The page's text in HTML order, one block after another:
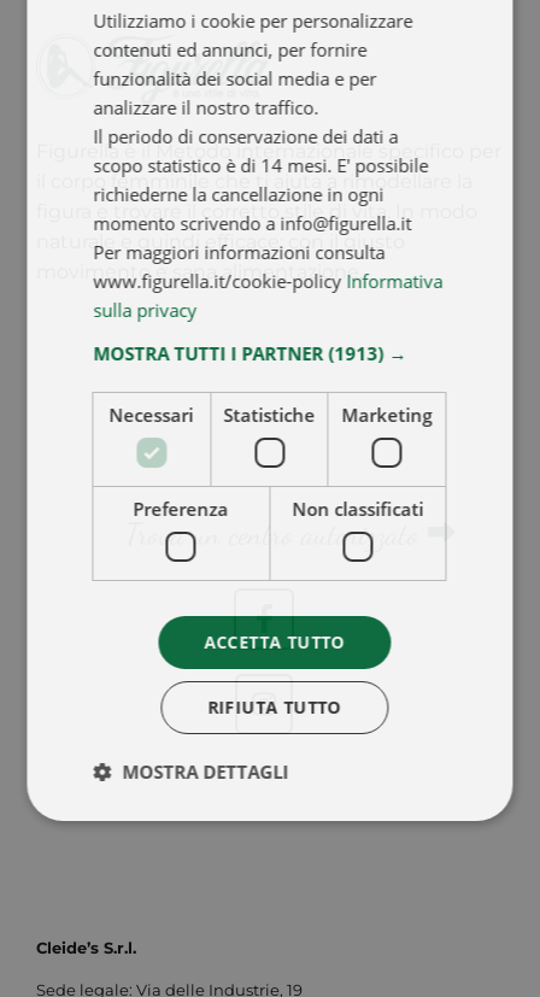
Figurella è il Metodo internazionale specifico per
il corpo femminile che ti aiuta a rimodellare la
figura e trovare il corretto stile di vita. In modo
naturale e quindi efficace: con il giusto
movimento e sana alimentazione.
Trova un centro autorizzato ⮕
Cleide’s S.r.l.
Sede legale: Via delle Industrie, 19
Utilizziamo i cookie per personalizzare
contenuti ed annunci, per fornire
funzionalità dei social media e per
analizzare il nostro traffico.
Il periodo di conservazione dei dati a
scopo statistico è di 14 mesi. E' possibile
richiederne la cancellazione in ogni
momento scrivendo a info@figurella.it
Per maggiori informazioni consulta
www.figurella.it/cookie-policy Informativa
sulla privacy
MOSTRA TUTTI I PARTNER(1913) →
Necessari Statistiche Marketing
Preferenza Non classificati
ACCETTA TUTTO
RIFIUTA TUTTO
MOSTRA DETTAGLI